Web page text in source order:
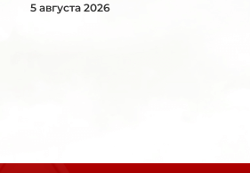
5 августа 2026